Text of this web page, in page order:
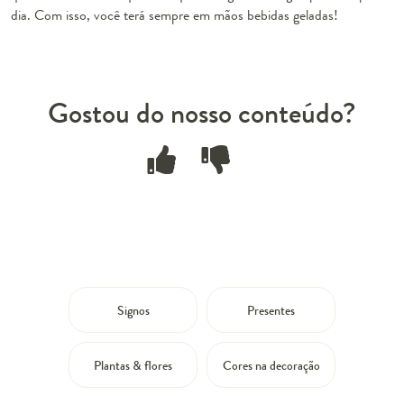
dia. Com isso, você terá sempre em mãos bebidas geladas!
Gostou do nosso conteúdo?
Signos Presentes
Plantas & flores Cores na decoração